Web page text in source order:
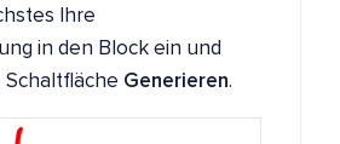
Ihre
in den Block ein und
Schaltfläche Generieren.